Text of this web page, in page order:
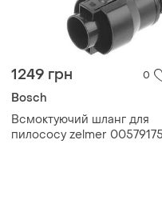
1249 грн 0
Bosch
Всмоктуючий шланг для
пилососу zelmer 00579175